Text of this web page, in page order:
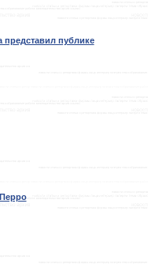
представил публике